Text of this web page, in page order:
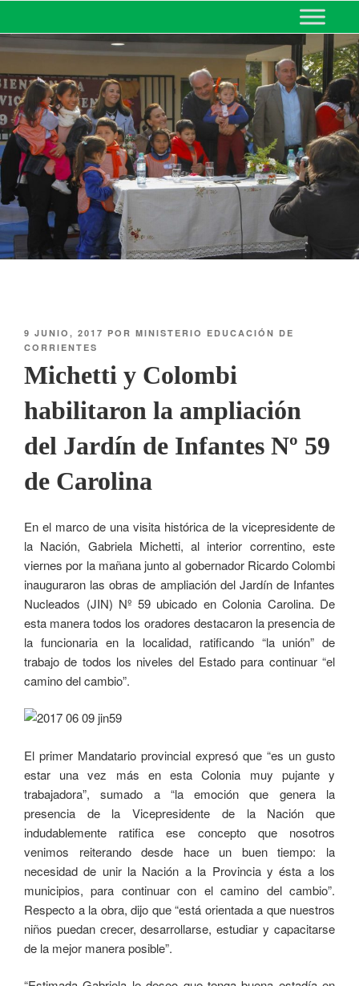
MINISTERIO DE EDUCACIÓN
DE CORRIENTES
9 JUNIO, 2017 POR MINISTERIO EDUCACIÓN DE
CORRIENTES
Michetti y Colombi
habilitaron la ampliación
del Jardín de Infantes Nº 59
de Carolina
En el marco de una visita histórica de la vicepresidente de
la Nación, Gabriela Michetti, al interior correntino, este
viernes por la mañana junto al gobernador Ricardo Colombi
inauguraron las obras de ampliación del Jardín de Infantes
Nucleados (JIN) Nº 59 ubicado en Colonia Carolina. De
esta manera todos los oradores destacaron la presencia de
la funcionaria en la localidad, ratificando “la unión” de
trabajo de todos los niveles del Estado para continuar “el
camino del cambio”.
El primer Mandatario provincial expresó que “es un gusto
estar una vez más en esta Colonia muy pujante y
trabajadora”, sumado a “la emoción que genera la
presencia de la Vicepresidente de la Nación que
indudablemente ratifica ese concepto que nosotros
venimos reiterando desde hace un buen tiempo: la
necesidad de unir la Nación a la Provincia y ésta a los
municipios, para continuar con el camino del cambio”.
Respecto a la obra, dijo que “está orientada a que nuestros
niños puedan crecer, desarrollarse, estudiar y capacitarse
de la mejor manera posible”.